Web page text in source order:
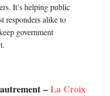
It’s helping public
responders alike to
government
–La Croix